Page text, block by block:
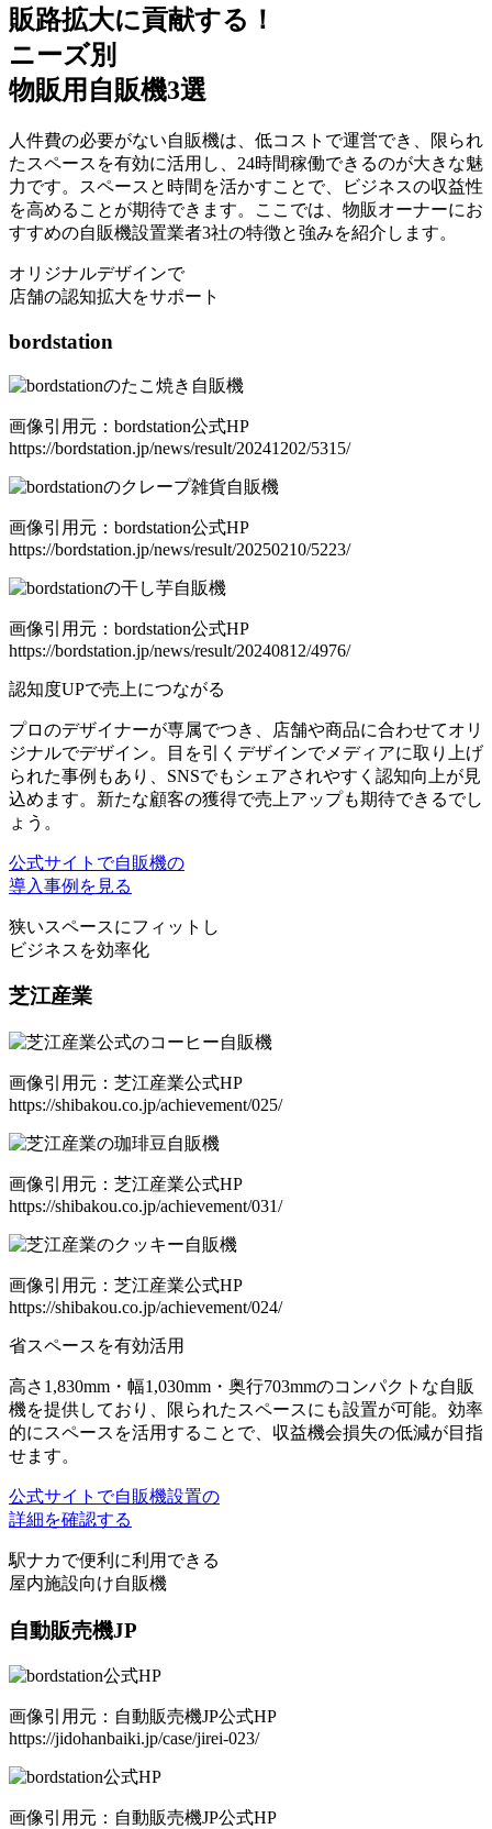
販路拡大に貢献する！
ニーズ別
物販用自販機3選
人件費の必要がない自販機は、低コストで運営でき、限られ
たスペースを有効に活用し、24時間稼働できるのが大きな魅
力です。スペースと時間を活かすことで、ビジネスの収益性
を高めることが期待できます。ここでは、物販オーナーにお
すすめの自販機設置業者3社の特徴と強みを紹介します。
オリジナルデザインで
店舗の認知拡大をサポート
bordstation
画像引用元：bordstation公式HP
https://bordstation.jp/news/result/20241202/5315/
画像引用元：bordstation公式HP
https://bordstation.jp/news/result/20250210/5223/
画像引用元：bordstation公式HP
https://bordstation.jp/news/result/20240812/4976/
認知度UPで売上につながる
プロのデザイナーが専属でつき、店舗や商品に合わせてオリ
ジナルでデザイン。目を引くデザインでメディアに取り上げ
られた事例もあり、SNSでもシェアされやすく 認知向上が見
込めます。 新たな顧客の獲得で売上アップも期待できるでし
ょう。
公式サイトで自販機の
導入事例を見る
狭いスペースにフィットし
ビジネスを効率化
芝江産業
画像引用元：芝江産業公式HP
https://shibakou.co.jp/achievement/025/
画像引用元：芝江産業公式HP
https://shibakou.co.jp/achievement/031/
画像引用元：芝江産業公式HP
https://shibakou.co.jp/achievement/024/
省スペースを有効活用
高さ1,830mm・幅1,030mm・奥行703mmのコンパクトな自販
機を提供しており、限られたスペースにも設置が可能。効率
的にスペースを活用することで、 収益機会損失の低減が目指
せます。
公式サイトで自販機設置の
詳細を確認する
駅ナカで便利に利用できる
屋内施設向け自販機
自動販売機JP
画像引用元：自動販売機JP公式HP
https://jidohanbaiki.jp/case/jirei-023/
画像引用元：自動販売機JP公式HP